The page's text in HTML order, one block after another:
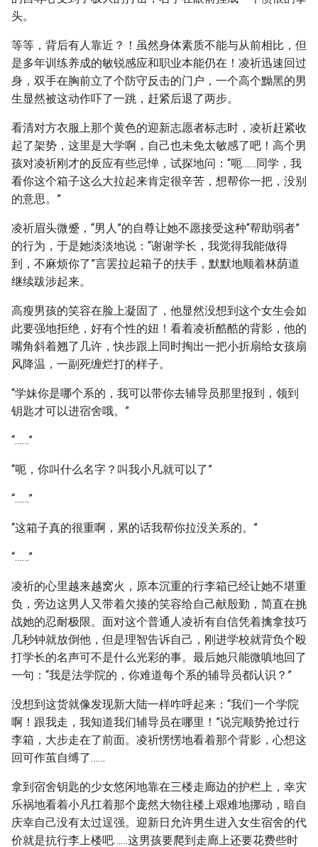
头。
等等，背后有人靠近？！虽然身体素质不能与从前相比，但
是多年训练养成的敏锐感应和职业本能仍在！凌祈迅速回过
身，双手在胸前立了个防守反击的门户，一个高个黝黑的男
生显然被这动作吓了一跳，赶紧后退了两步。
看清对方衣服上那个黄色的迎新志愿者标志时，凌祈赶紧收
起了架势，这里是大学啊，自己也未免太敏感了吧！高个男
孩对凌祈刚才的反应有些忌惮，试探地问：“呃……同学，我
看你这个箱子这么大拉起来肯定很辛苦，想帮你一把，没别
的意思。”
凌祈眉头微蹙，“男人”的自尊让她不愿接受这种“帮助弱者”
的行为，于是她淡淡地说：“谢谢学长，我觉得我能做得
到，不麻烦你了”言罢拉起箱子的扶手，默默地顺着林荫道
继续跋涉起来。
高瘦男孩的笑容在脸上凝固了，他显然没想到这个女生会如
此要强地拒绝，好有个性的妞！看着凌祈酷酷的背影，他的
嘴角斜着翘了几许，快步跟上同时掏出一把小折扇给女孩扇
风降温，一副死缠烂打的样子。
“学妹你是哪个系的，我可以带你去辅导员那里报到，领到
钥匙才可以进宿舍哦。”
“……”
“呃，你叫什么名字？叫我小凡就可以了”
“……”
“这箱子真的很重啊，累的话我帮你拉没关系的。”
“……”
凌祈的心里越来越窝火，原本沉重的行李箱已经让她不堪重
负，旁边这男人又带着欠揍的笑容给自己献殷勤，简直在挑
战她的忍耐极限。面对这个普通人凌祈有自信凭着擒拿技巧
几秒钟就放倒他，但是理智告诉自己，刚进学校就背负个殴
打学长的名声可不是什么光彩的事。最后她只能微嗔地回了
一句：“我是法学院的，你难道每个系的辅导员都认识？”
没想到这货就像发现新大陆一样咋呼起来：“我们一个学院
啊！跟我走，我知道我们辅导员在哪里！”说完顺势抢过行
李箱，大步走在了前面。凌祈愣愣地看着那个背影，心想这
回可作茧自缚了……
拿到宿舍钥匙的少女悠闲地靠在三楼走廊边的护栏上，幸灾
乐祸地看着小凡扛着那个庞然大物往楼上艰难地挪动，暗自
庆幸自己没有太过逞强。迎新日允许男生进入女生宿舍的代
价就是抗行李上楼吧……这男孩要爬到走廊上还要花费些时